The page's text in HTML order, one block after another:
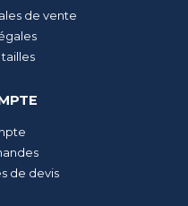
de vente
de devis